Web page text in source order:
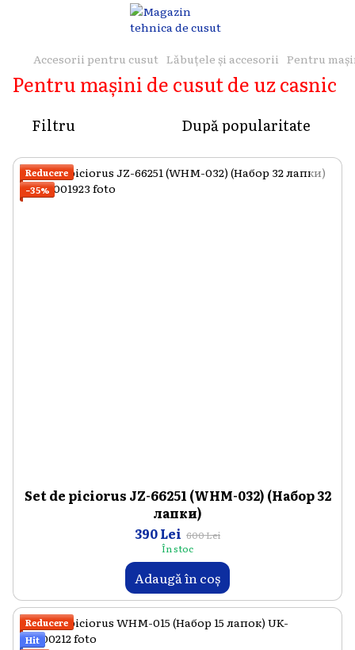
Accesorii pentru cusut Lăbuțele și accesorii Pentru
Pentru mașini de cusut de uz casnic
Filtru După popularitate
Reducere
−35%
Set de piciorus JZ-66251 (WHM-032) (Набор 32
лапки)
390 Lei 600 Lei
În stoc
Adaugă în coș
Reducere
Hit